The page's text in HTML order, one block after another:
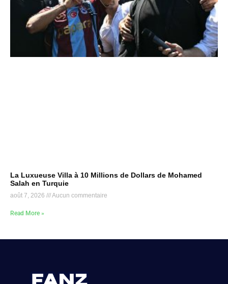
La Luxueuse Villa à 10 Millions de Dollars de Mohamed
Salah en Turquie
août 7, 2026 Aucun commentaire
Read More »